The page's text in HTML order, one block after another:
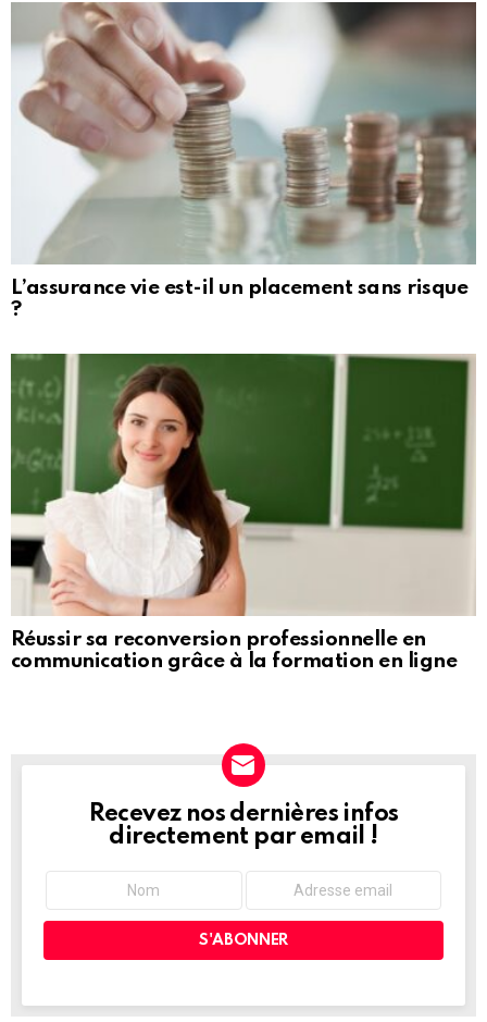
L’assurance vie est-il un placement sans risque
?
Réussir sa reconversion professionnelle en
communication grâce à la formation en ligne
NEWSLETTER
Recevez nos dernières infos
directement par email !